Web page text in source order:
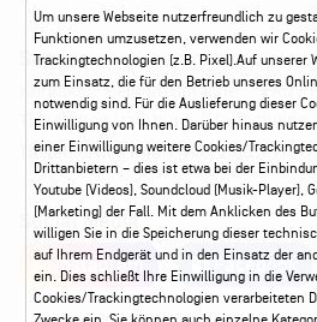
Service
Kontakt Leichte Sprache
FAQ /
Ticketshop Hamburg
Gutscheine
Ticketservice 040 - 413 22 60
Social Media
Instagram Facebook
Um unsere Webseite nutzerfreundlich zu
Funktionen umzusetzen, verwenden wir
Trackingtechnologien (z.B. Pixel).Auf unserer
zum Einsatz, die für den Betrieb unseres
notwendig sind. Für die Auslieferung dieser
Einwilligung von Ihnen. Darüber hinaus
einer Einwilligung weitere Cookies/
Drittanbietern – dies ist etwa bei der
Youtube (Videos), Soundcloud (Musik-Player),
(Marketing) der Fall. Mit dem Anklicken des
willigen Sie in die Speicherung dieser
auf Ihrem Endgerät und in den Einsatz der
ein. Dies schließt Ihre Einwilligung in die
Cookies/Trackingtechnologien verarbeiteten